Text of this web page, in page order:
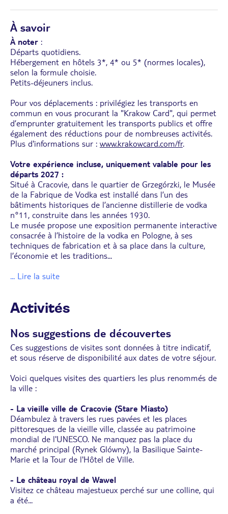
À savoir
À noter :
Départs quotidiens.
Hébergement en hôtels 3*, 4* ou 5* (normes locales),
selon la formule choisie.
Petits-déjeuners inclus.
Pour vos déplacements : privilégiez les transports en
commun en vous procurant la "Krakow Card", qui permet
d’emprunter gratuitement les transports publics et offre
également des réductions pour de nombreuses activités.
Plus d'informations sur : www.krakowcard.com/fr.
Votre expérience incluse, uniquement valable pour les
départs 2027 :
Situé à Cracovie, dans le quartier de Grzegórzki, le Musée
de la Fabrique de Vodka est installé dans l’un des
bâtiments historiques de l’ancienne distillerie de vodka
n°11, construite dans les années 1930.
Le musée propose une exposition permanente interactive
consacrée à l’histoire de la vodka en Pologne, à ses
techniques de fabrication et à sa place dans la culture,
l’économie et les traditions...
... Lire la suite
Activités
Nos suggestions de découvertes
Ces suggestions de visites sont données à titre indicatif,
et sous réserve de disponibilité aux dates de votre séjour.
Voici quelques visites des quartiers les plus renommés de
la ville :
- La vieille ville de Cracovie (Stare Miasto)
Déambulez à travers les rues pavées et les places
pittoresques de la vieille ville, classée au patrimoine
mondial de l'UNESCO. Ne manquez pas la place du
marché principal (Rynek Glówny), la Basilique Sainte-
Marie et la Tour de l'Hôtel de Ville.
- Le château royal de Wawel
Visitez ce château majestueux perché sur une colline, qui
a été...